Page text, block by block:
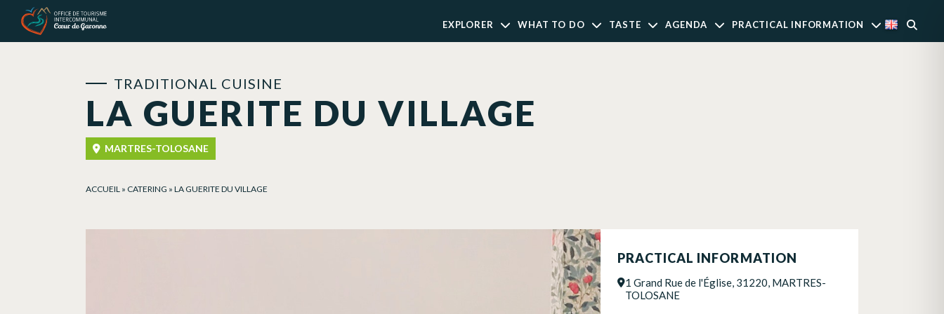
EXPLORER WHAT TO DO TASTE AGENDA PRACTICAL INFORMATION
LA GUERITE DU VILLAGE
TRADITIONAL CUISINE
MARTRES-TOLOSANE
ACCUEIL » CATERING » LA GUERITE DU VILLAGE
PRACTICAL INFORMATION
1 Grand Rue de l'Église, 31220, MARTRES-
TOLOSANE
Cookies management panel